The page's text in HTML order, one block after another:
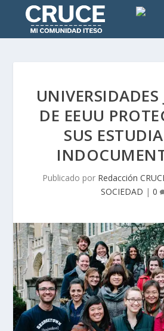
UNIVERSIDADES
DE EEUU
SUS
Publicado por Redacción
SOCIEDAD | 0